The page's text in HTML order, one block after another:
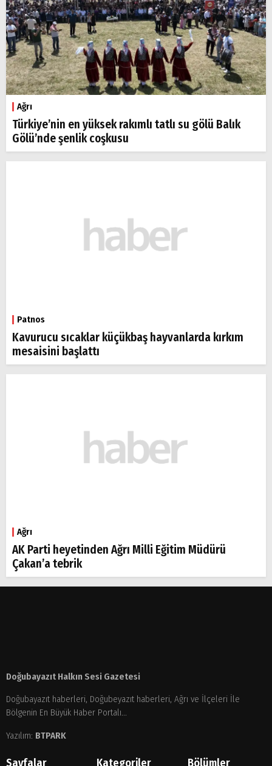
Ağrı
Türkiye’nin en yüksek rakımlı tatlı su gölü Balık
Gölü’nde şenlik coşkusu
Patnos
Kavurucu sıcaklar küçükbaş hayvanlarda kırkım
mesaisini başlattı
Ağrı
AK Parti heyetinden Ağrı Milli Eğitim Müdürü
Çakan’a tebrik
Doğubayazıt Halkın Sesi Gazetesi
Doğubayazıt haberleri, Doğubeyazıt haberleri, Ağrı ve İlçeleri İle
Bölgenin En Büyük Haber Portalı...
Yazılım: BTPARK
Sayfalar Kategoriler Bölümler